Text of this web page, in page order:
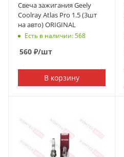
Свеча зажигания Geely
Coolray Atlas Pro 1.5 (3шт
на авто) ORIGINAL
Есть в наличии: 568
560 ₽/шт
В корзину